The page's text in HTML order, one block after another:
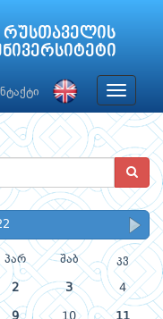
რუსთაველის
Toggle
პარ შაბ კვ
2 3 4